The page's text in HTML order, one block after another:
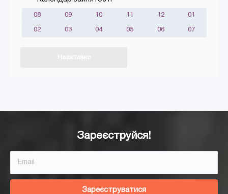
08 09 10 11 12 01
02 03 04 05 06 07
Зареєструйся!
Зареєструватися